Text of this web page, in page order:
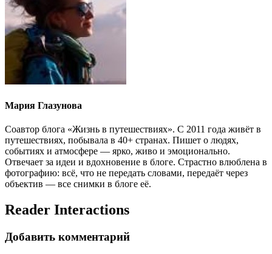
Мария Глазунова
Соавтор блога «Жизнь в путешествиях». С 2011 года живёт в
путешествиях, побывала в 40+ странах. Пишет о людях,
событиях и атмосфере — ярко, живо и эмоционально.
Отвечает за идеи и вдохновение в блоге. Страстно влюблена в
фотографию: всё, что не передать словами, передаёт через
объектив — все снимки в блоге её.
Reader Interactions
Добавить комментарий